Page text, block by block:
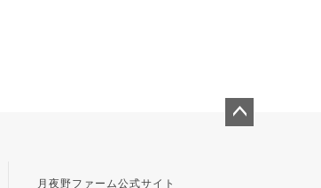
月夜野ファーム公式サイト